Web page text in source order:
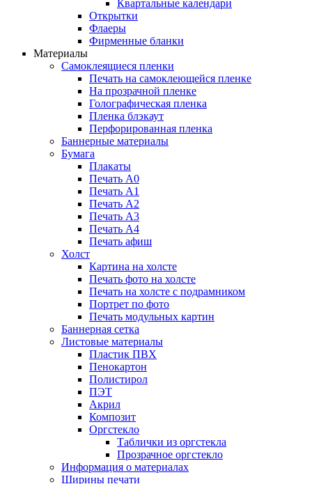
Квартальные календари
Открытки
Флаеры
Фирменные бланки
Материалы
Самоклеящиеся пленки
Печать на самоклеющейся пленке
На прозрачной пленке
Голографическая пленка
Пленка блэкаут
Перфорированная пленка
Баннерные материалы
Бумага
Плакаты
Печать А0
Печать А1
Печать А2
Печать А3
Печать А4
Печать афиш
Холст
Картина на холсте
Печать фото на холсте
Печать на холсте с подрамником
Портрет по фото
Печать модульных картин
Баннерная сетка
Листовые материалы
Пластик ПВХ
Пенокартон
Полистирол
ПЭТ
Акрил
Композит
Оргстекло
Таблички из оргстекла
Прозрачное оргстекло
Информация о материалах
Ширины печати